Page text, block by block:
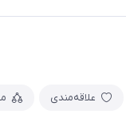
علاقه‌مندی